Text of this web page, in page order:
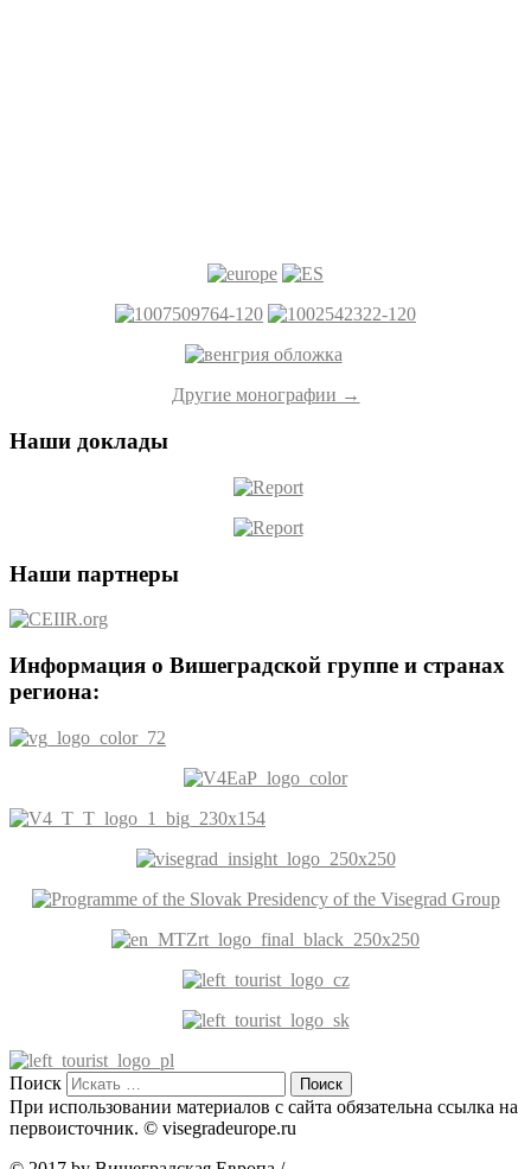
Другие монографии →
Наши доклады
Наши партнеры
Информация о Вишеградской группе и странах
региона:
Поиск
При использовании материалов с сайта обязательна ссылка на
первоисточник. © visegradeurope.ru